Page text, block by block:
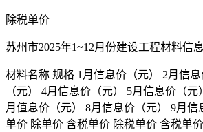
除税单价
苏州市2025年1~12月份建设工程材料信
材料名称 规格 1月信息价（元） 2月信
（元） 4月信息价（元） 5月信息价（
月值息价（元） 8月信息价（元） 9月
单价 除单价 含税单价 除税单价 含税单